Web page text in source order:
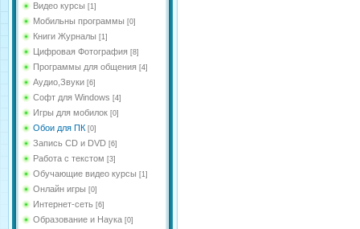
Видео курсы [1]
Мобильны программы [0]
Книги Журналы [1]
Цифровая Фотография [8]
Программы для общения [4]
Аудио,Звуки [6]
Софт для Windows [4]
Игры для мобилок [0]
Обои для ПК [0]
Запись CD и DVD [6]
Работа с текстом [3]
Обучающие видео курсы [1]
Онлайн игры [0]
Интернет-сеть [6]
Образование и Наука [0]